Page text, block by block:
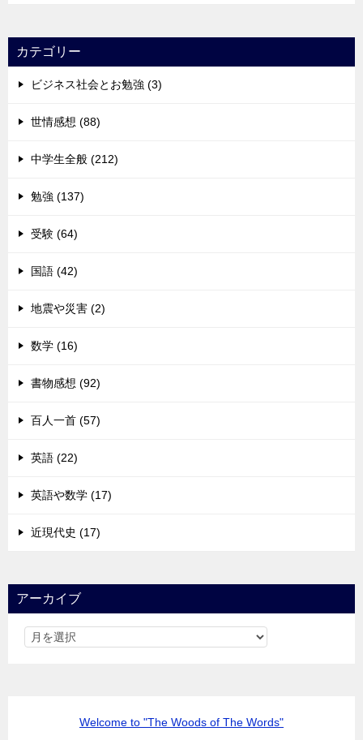
カテゴリー
ビジネス社会とお勉強 (3)
世情感想 (88)
中学生全般 (212)
勉強 (137)
受験 (64)
国語 (42)
地震や災害 (2)
数学 (16)
書物感想 (92)
百人一首 (57)
英語 (22)
英語や数学 (17)
近現代史 (17)
アーカイブ
Welcome to "The Woods of The Words"